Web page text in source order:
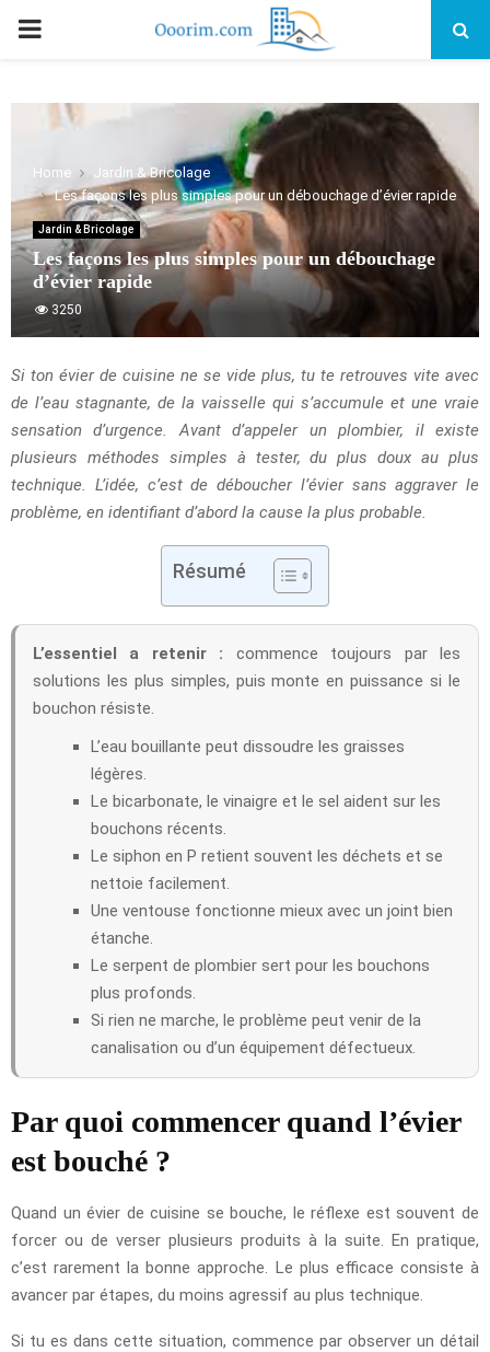
PRIMARY
Home
Jardin & Bricolage
Les façons les plus simples pour un débouchage d’évier rapide
Jardin & Bricolage
Les façons les plus simples pour un débouchage
d’évier rapide
3250
Si ton évier de cuisine ne se vide plus, tu te retrouves vite avec
de l’eau stagnante, de la vaisselle qui s’accumule et une vraie
sensation d’urgence. Avant d’appeler un plombier, il existe
plusieurs méthodes simples à tester, du plus doux au plus
technique. L’idée, c’est de déboucher l’évier sans aggraver le
problème, en identifiant d’abord la cause la plus probable.
Résumé
L’essentiel a retenir : commence toujours par les
solutions les plus simples, puis monte en puissance si le
bouchon résiste.
L’eau bouillante peut dissoudre les graisses
légères.
Le bicarbonate, le vinaigre et le sel aident sur les
bouchons récents.
Le siphon en P retient souvent les déchets et se
nettoie facilement.
Une ventouse fonctionne mieux avec un joint bien
étanche.
Le serpent de plombier sert pour les bouchons
plus profonds.
Si rien ne marche, le problème peut venir de la
canalisation ou d’un équipement défectueux.
Par quoi commencer quand l’évier
est bouché ?
Quand un évier de cuisine se bouche, le réflexe est souvent de
forcer ou de verser plusieurs produits à la suite. En pratique,
c’est rarement la bonne approche. Le plus efficace consiste à
avancer par étapes, du moins agressif au plus technique.
Si tu es dans cette situation, commence par observer un détail